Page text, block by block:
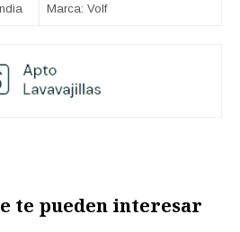
Marca: Volf
te pueden interesar